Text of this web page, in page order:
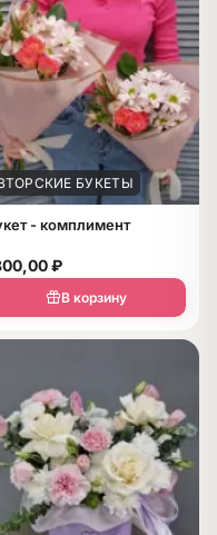
БУКЕТЫ
- комплимент
₽
В корзину